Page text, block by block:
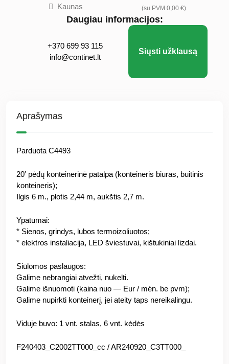
Kaunas
(su PVM 0,00 €)
Daugiau informacijos:
+370 699 93 115
info@continet.lt
Siųsti užklausą
Aprašymas
Parduota C4493
20′ pėdų konteinerinė patalpa (konteineris biuras, buitinis
konteineris);
Ilgis 6 m., plotis 2,44 m, aukštis 2,7 m.
Ypatumai:
* Sienos, grindys, lubos termoizoliuotos;
* elektros instaliacija, LED šviestuvai, kištukiniai lizdai.
Siūlomos paslaugos:
Galime nebrangiai atvežti, nukelti.
Galime išnuomoti (kaina nuo — Eur / mėn. be pvm);
Galime nupirkti konteinerį, jei ateity taps nereikalingu.
Viduje buvo: 1 vnt. stalas, 6 vnt. kėdės
F240403_C2002TT000_cc / AR240920_C3TT000_